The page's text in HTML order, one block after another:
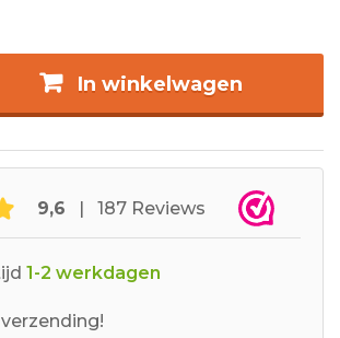
In winkelwagen
9,6 | 187 Reviews
1-2 werkdagen
verzending!